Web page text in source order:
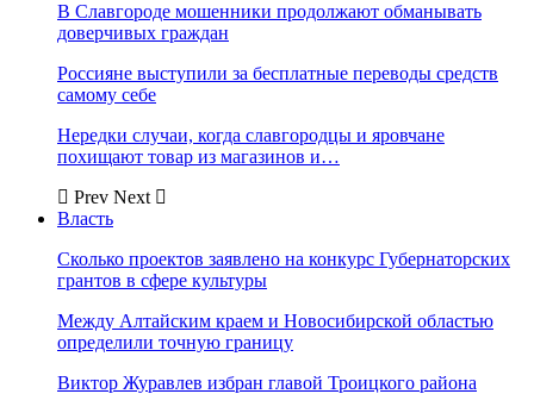
В Славгороде мошенники продолжают обманывать
доверчивых граждан
Россияне выступили за бесплатные переводы средств
самому себе
Нередки случаи, когда славгородцы и яровчане
похищают товар из магазинов и…
Prev Next
Власть
Сколько проектов заявлено на конкурс Губернаторских
грантов в сфере культуры
Между Алтайским краем и Новосибирской областью
определили точную границу
Виктор Журавлев избран главой Троицкого района